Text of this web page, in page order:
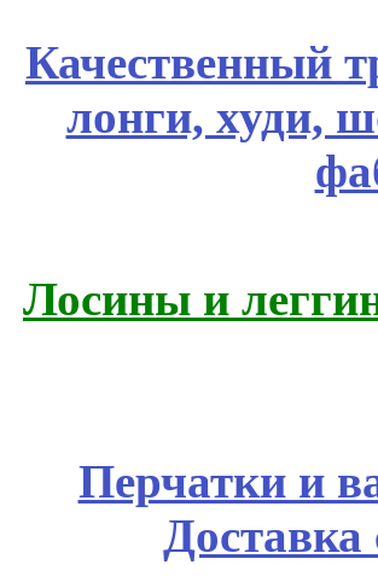
Качественный
лонги, худи,
Лосины и
Перчатки и